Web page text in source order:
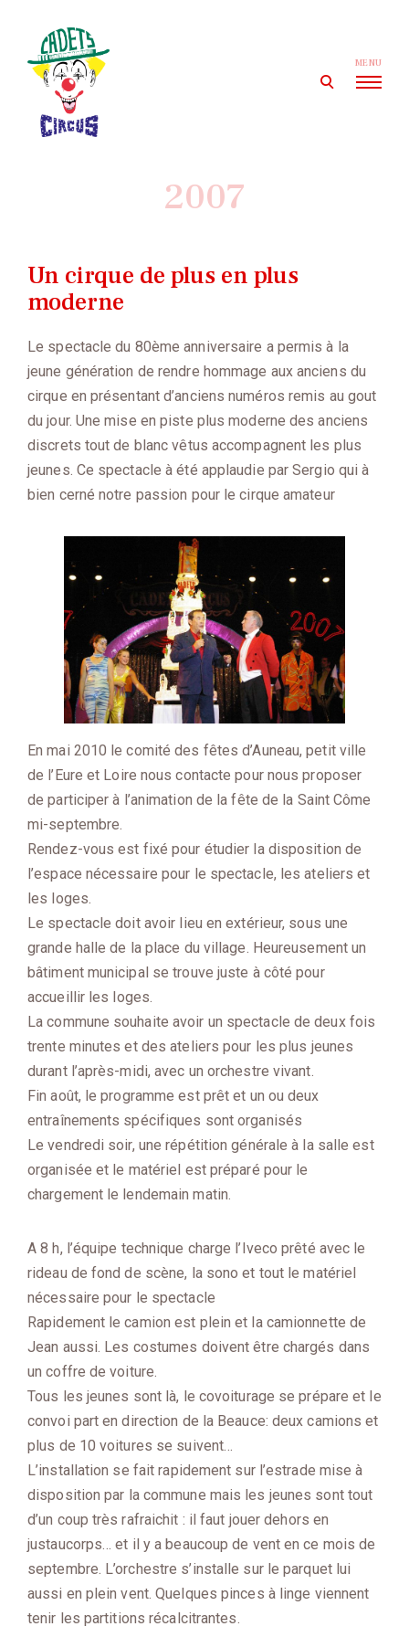
content
open
MENU
2007
Un cirque de plus en plus
moderne
Le spectacle du 80ème anniversaire a permis à la
jeune génération de rendre hommage aux anciens du
cirque en présentant d’anciens numéros remis au gout
du jour. Une mise en piste plus moderne des anciens
discrets tout de blanc vêtus accompagnent les plus
jeunes. Ce spectacle à été applaudie par Sergio qui à
bien cerné notre passion pour le cirque amateur
En mai 2010 le comité des fêtes d’Auneau, petit ville
de l’Eure et Loire nous contacte pour nous proposer
de participer à l’animation de la fête de la Saint Côme
mi-septembre.
Rendez-vous est fixé pour étudier la disposition de
l’espace nécessaire pour le spectacle, les ateliers et
les loges.
Le spectacle doit avoir lieu en extérieur, sous une
grande halle de la place du village. Heureusement un
bâtiment municipal se trouve juste à côté pour
accueillir les loges.
La commune souhaite avoir un spectacle de deux fois
trente minutes et des ateliers pour les plus jeunes
durant l’après-midi, avec un orchestre vivant.
Fin août, le programme est prêt et un ou deux
entraînements spécifiques sont organisés
Le vendredi soir, une répétition générale à la salle est
organisée et le matériel est préparé pour le
chargement le lendemain matin.
A 8 h, l’équipe technique charge l’Iveco prêté avec le
rideau de fond de scène, la sono et tout le matériel
nécessaire pour le spectacle
Rapidement le camion est plein et la camionnette de
Jean aussi. Les costumes doivent être chargés dans
un coffre de voiture.
Tous les jeunes sont là, le covoiturage se prépare et le
convoi part en direction de la Beauce: deux camions et
plus de 10 voitures se suivent…
L’installation se fait rapidement sur l’estrade mise à
disposition par la commune mais les jeunes sont tout
d’un coup très rafraichit : il faut jouer dehors en
justaucorps… et il y a beaucoup de vent en ce mois de
septembre. L’orchestre s’installe sur le parquet lui
aussi en plein vent. Quelques pinces à linge viennent
tenir les partitions récalcitrantes.